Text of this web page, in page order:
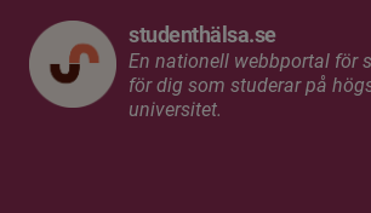
studenthälsa.se
En nationell webbportal för
för dig som studerar på
universitet.